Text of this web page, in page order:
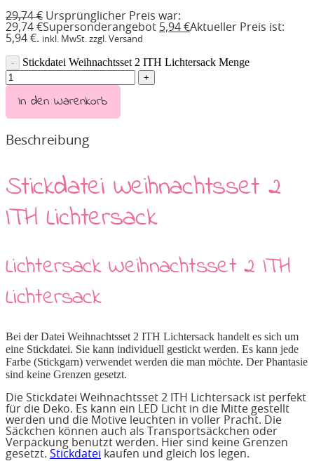
29,74€ Ursprünglicher Preis war:
29,74 €Supersonderangebot 5,94 €Aktueller Preis ist:
5,94 €. inkl. MwSt. zzgl. Versand
Stickdatei Weihnachtsset 2 ITH Lichtersack Menge
In den Warenkorb
Beschreibung
Stickdatei Weihnachtsset 2
ITH Lichtersack
Lichtersack Weihnachtsset 2 ITH
Lichtersack
Bei der Datei Weihnachtsset 2 ITH Lichtersack handelt es sich um
eine Stickdatei. Sie kann individuell gestickt werden. Es kann jede
Farbe (Stickgarn) verwendet werden die man möchte. Der Phantasie
sind keine Grenzen gesetzt.
Die Stickdatei Weihnachtsset 2 ITH Lichtersack ist perfekt
für die Deko. Es kann ein LED Licht in die Mitte gestellt
werden und die Motive leuchten in voller Pracht. Die
Säckchen können auch als Transportsäckchen oder
Verpackung benutzt werden. Hier sind keine Grenzen
gesetzt. Stickdatei kaufen und gleich los legen.